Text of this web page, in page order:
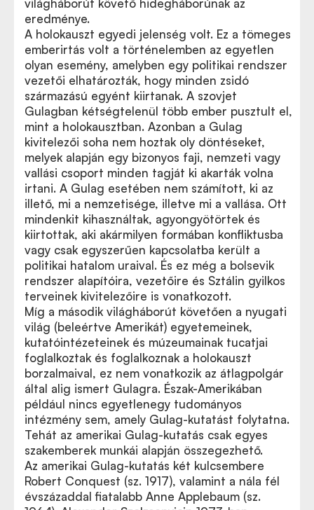
világháborút követő hidegháborúnak az
eredménye.
A holokauszt egyedi jelenség volt. Ez a tömeges
emberirtás volt a történelemben az egyetlen
olyan esemény, amelyben egy politikai rendszer
vezetői elhatározták, hogy minden zsidó
származású egyént kiirtanak. A szovjet
Gulagban kétségtelenül több ember pusztult el,
mint a holokausztban. Azonban a Gulag
kivitelezői soha nem hoztak oly döntéseket,
melyek alapján egy bizonyos faji, nemzeti vagy
vallási csoport minden tagját ki akarták volna
irtani. A Gulag esetében nem számított, ki az
illető, mi a nemzetisége, illetve mi a vallása. Ott
mindenkit kihasználtak, agyongyötörtek és
kiirtottak, aki akármilyen formában konfliktusba
vagy csak egyszerűen kapcsolatba került a
politikai hatalom uraival. És ez még a bolsevik
rendszer alapítóira, vezetőire és Sztálin gyilkos
terveinek kivitelezőire is vonatkozott.
Míg a második világháborút követően a nyugati
világ (beleértve Amerikát) egyetemeinek,
kutatóintézeteinek és múzeumainak tucatjai
foglalkoztak és foglalkoznak a holokauszt
borzalmaival, ez nem vonatkozik az átlagpolgár
által alig ismert Gulagra. Észak-Amerikában
például nincs egyetlenegy tudományos
intézmény sem, amely Gulag-kutatást folytatna.
Tehát az amerikai Gulag-kutatás csak egyes
szakemberek munkái alapján összegezhető.
Az amerikai Gulag-kutatás két kulcsembere
Robert Conquest (sz. 1917), valamint a nála fél
évszázaddal fiatalabb Anne Applebaum (sz.